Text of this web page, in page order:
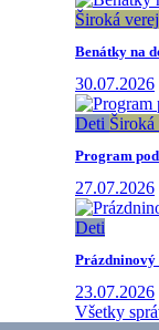
Široká
Benátky na
30.07.2026
Deti
Program
27.07.2026
Deti
Prázdninový
23.07.2026
Všetky